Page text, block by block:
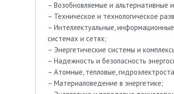
– Возобновляемые и альтернативные
– Техническое и технологическое
– Интеллектуальные,
системах и сетях;
– Энергетические системы и
– Надежность и безопасность
– Атомные, тепловые,
– Материаловедение в энергетике;